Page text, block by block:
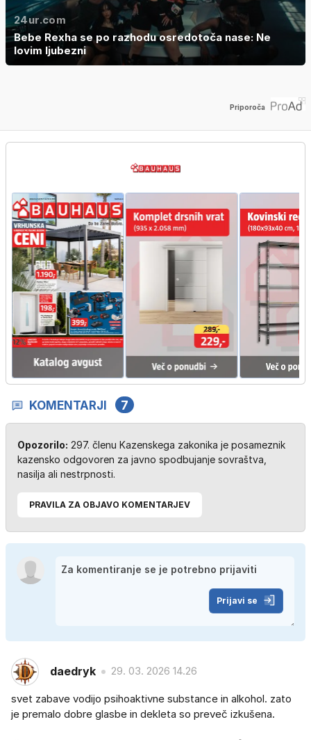
24ur.com
Bebe Rexha se po razhodu osredotoča nase: Ne
lovim ljubezni
Priporoča
KOMENTARJI 7
Opozorilo: 297. členu Kazenskega zakonika je posameznik
kazensko odgovoren za javno spodbujanje sovraštva,
nasilja ali nestrpnosti.
PRAVILA ZA OBJAVO KOMENTARJEV
Prijavi se
daedryk 29. 03. 2026 14.26
svet zabave vodijo psihoaktivne substance in alkohol. zato
je premalo dobre glasbe in dekleta so preveč izkušena.